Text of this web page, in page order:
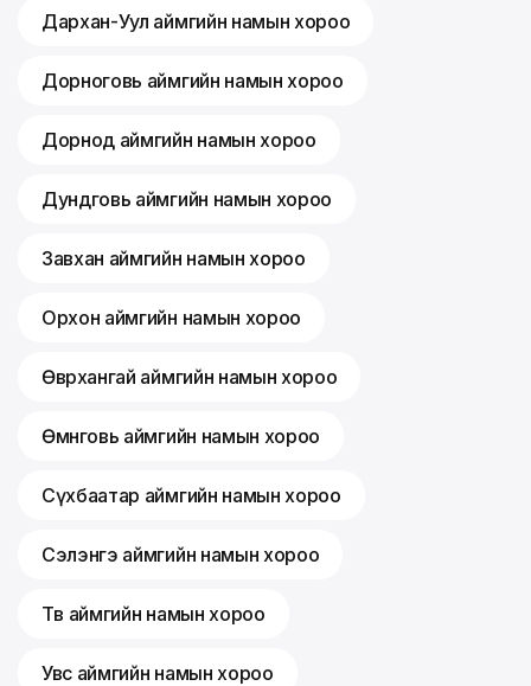
Дархан-Уул аймгийн намын хороо
Дорноговь аймгийн намын хороо
Дорнод аймгийн намын хороо
Дундговь аймгийн намын хороо
Завхан аймгийн намын хороо
Орхон аймгийн намын хороо
Өвөрхангай аймгийн намын хороо
Өмнөговь аймгийн намын хороо
Сүхбаатар аймгийн намын хороо
Сэлэнгэ аймгийн намын хороо
Төв аймгийн намын хороо
Увс аймгийн намын хороо